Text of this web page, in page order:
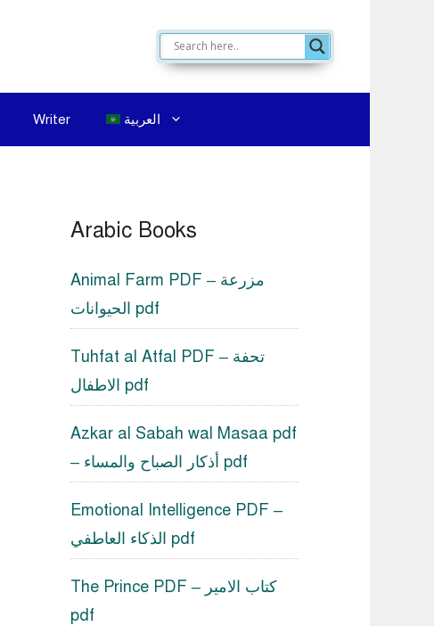
Writer العربية
Arabic Books
Animal Farm PDF – مزرعة
الحيوانات pdf
Tuhfat al Atfal PDF – تحفة
الاطفال pdf
Azkar al Sabah wal Masaa pdf
– أذكار الصباح والمساء pdf
Emotional Intelligence PDF –
الذكاء العاطفي pdf
The Prince PDF – كتاب الامير
pdf